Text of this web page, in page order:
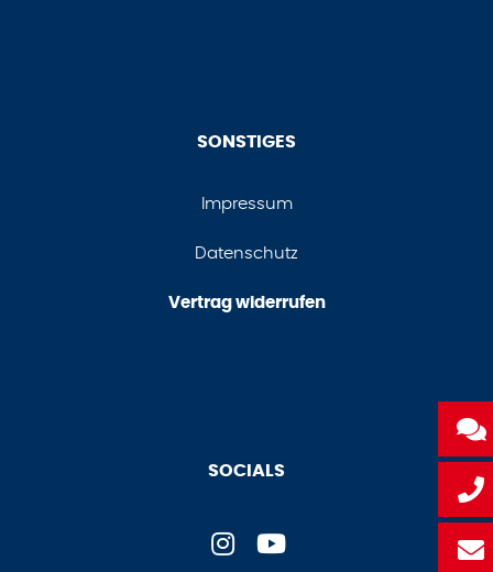
SONSTIGES
Impressum
Datenschutz
Vertrag widerrufen
SOCIALS